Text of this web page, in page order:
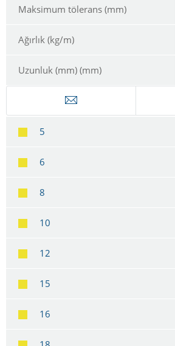
Maksimum tölerans (mm)
Ağırlık (kg/m)
Uzunluk (mm) (mm)
5
6
8
10
12
15
16